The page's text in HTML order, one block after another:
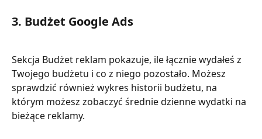
3. Budżet Google Ads
Sekcja Budżet reklam pokazuje, ile łącznie wydałeś z
Twojego budżetu i co z niego pozostało. Możesz
sprawdzić również wykres historii budżetu, na
którym możesz zobaczyć średnie dzienne wydatki na
bieżące reklamy.